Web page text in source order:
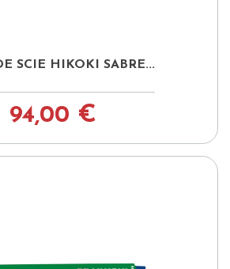
SCIE HIKOKI SABRE...
94,00 €